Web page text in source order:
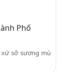
Phố
xứ sở sương mù